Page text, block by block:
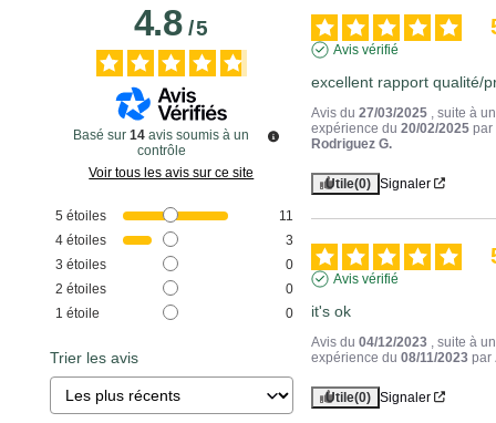
4.8/5
Basé sur14 avis soumis à un
contrôle
Voir tous les avis sur ce site
5 étoiles
11
4 étoiles
3
3 étoiles
0
2 étoiles
0
1 étoile 0
Trier les avis
Avis vérifié
excellent rapport qualité/
Avis du27/03/2025
, suite à
expérience du20/02/2025 par
Rodriguez G.
Utile(0) Signaler
Avis vérifié
it's ok
Avis du04/12/2023
, suite à
expérience du08/11/2023 par
Utile(0) Signaler